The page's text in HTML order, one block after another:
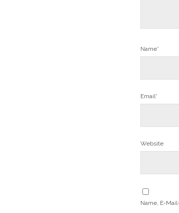
Name*
Email*
Website
Name, E-